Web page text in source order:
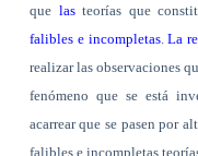
que lasteorías que
falibles e incompletas. La
realizar las observaciones
fenómeno que se está
acarrear que se pasen por
falibles e incompletas